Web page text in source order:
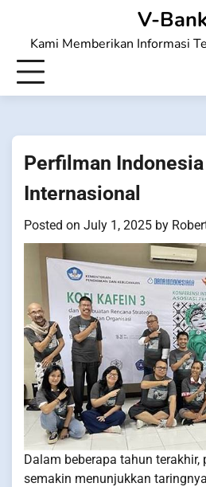
content
V-
Kami Memberikan Informasi
Perfilman Indonesia
Internasional
Posted on July 1, 2025 by
Dalam beberapa tahun terakhir,
semakin menunjukkan